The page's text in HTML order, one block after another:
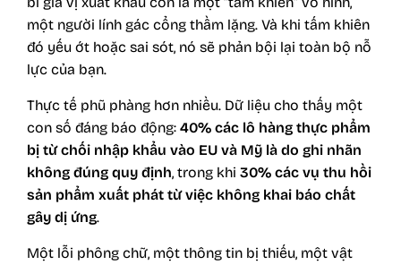
một người lính gác cổng thầm lặng. Và khi tấm khiên
đó yếu ớt hoặc sai sót, nó sẽ phản bội lại toàn bộ nỗ
lực của bạn.
Thực tế phũ phàng hơn nhiều. Dữ liệu cho thấy một
con số đáng báo động: 40% các lô hàng thực phẩm
bị từ chối nhập khẩu vào EU và Mỹ là do ghi nhãn
không đúng quy định, trong khi 30% các vụ thu hồi
sản phẩm xuất phát từ việc không khai báo chất
gây dị ứng.
Một lỗi phông chữ, một thông tin bị thiếu, một vật